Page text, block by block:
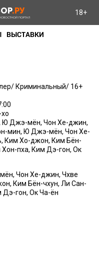
.РУ
ПОРТАЛ
18+
ВЫСТАВКИ
Криминальный/ 16+
Ю Джэ-мён, Чон Хе-джин,
мин, Ю Джэ-мён, Чон Хе-
Ким Хо-джон, Ким Бён-
Хон-пха, Ким Дэ-гон, Ок
Чон Хе-джин, Чхве
Ким Бён-чхун, Ли Сан-
Дэ-гон, Ок Ча-ён